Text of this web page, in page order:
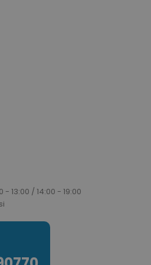
13:00 / 14:00 - 19:00